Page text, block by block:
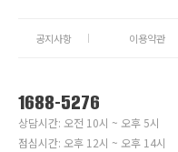
공지사항 이용약관
1688-5276
상담시간: 오전 10시 ~ 오후 5시
점심시간: 오후 12시 ~ 오후 14시